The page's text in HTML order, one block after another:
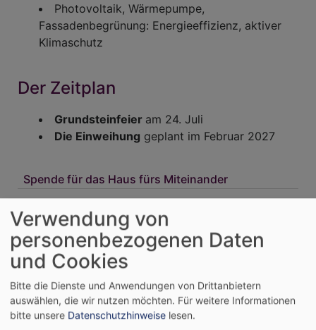
Photovoltaik, Wärmepumpe,
Fassadenbegrünung: Energieeffizienz, aktiver
Klimaschutz
Der Zeitplan
Grundsteinfeier am 24. Juli
Die Einweihung geplant im Februar 2027
Spende für das Haus fürs Miteinander
Verwendung von
personenbezogenen Daten
und Cookies
Bitte die Dienste und Anwendungen von Drittanbietern
auswählen, die wir nutzen möchten. Für weitere Informationen
bitte unsere Datenschutzhinweise lesen.